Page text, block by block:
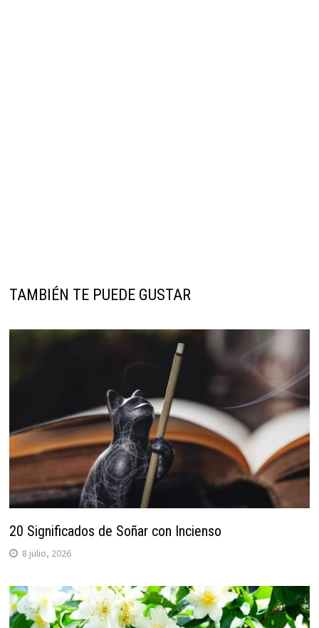
TAMBIÉN TE PUEDE GUSTAR
20 Significados de Soñar con Incienso
8 julio, 2026